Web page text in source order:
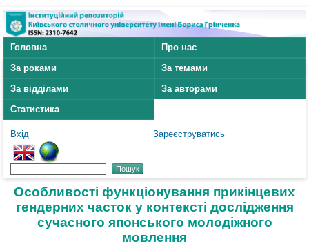
Головна
Про нас
За роками
За темами
За відділами
За авторами
Статистика
Вхід Зареєструватись
Особливості функціонування прикінцевих
гендерних часток у контексті дослідження
сучасного японського молодіжного
мовлення